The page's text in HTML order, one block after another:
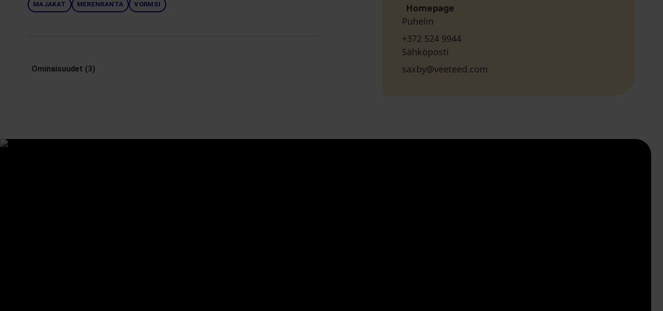
MAJAKAT MERENRANTA VORMSI
Ominaisuudet (3)
Homepage
Puhelin
+372 524 9944
Sähköposti
saxby@veeteed.com